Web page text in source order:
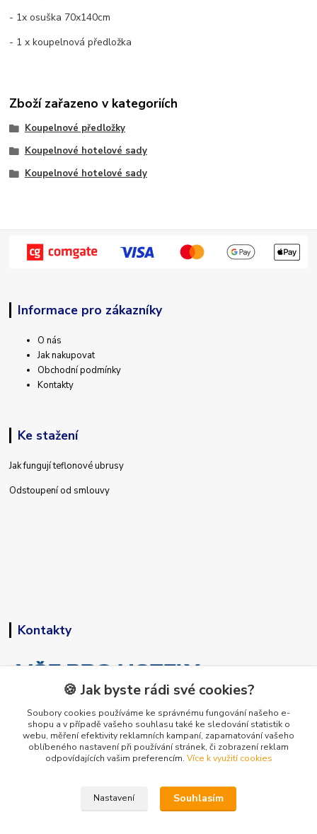
- 1x osuška 70x140cm
- 1 x koupelnová předložka
Zboží zařazeno v kategoriích
Koupelnové předložky
Koupelnové hotelové sady
Koupelnové hotelové sady
Informace pro zákazníky
O nás
Jak nakupovat
Obchodní podmínky
Kontakty
Ke stažení
Jak fungují teflonové ubrusy
Odstoupení od smlouvy
Kontakty
+420 773 794 023
Pondělí-pátek 9-15 hodin
🍪 Jak byste rádi své cookies?
Soubory cookies používáme ke správnému fungování našeho e-
shopu a v případě vašeho souhlasu také ke sledování statistik o
webu, měření efektivity reklamních kampaní, zapamatování vašeho
oblíbeného nastavení při používání stránek, či zobrazení reklam
odpovídajících vašim preferencím. Více k využití cookies
Nastavení Souhlasím